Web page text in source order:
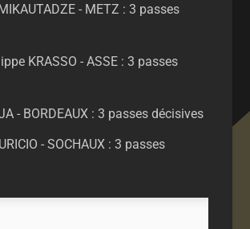
- METZ : 3 passes
KRASSO - ASSE : 3 passes
- BORDEAUX : 3 passes décisives
- SOCHAUX : 3 passes